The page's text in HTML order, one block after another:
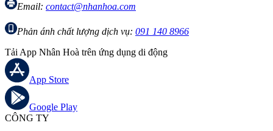
Email: contact@nhanhoa.com
Phản ánh chất lượng dịch vụ: 091 140 8966
Tải App Nhân Hoà trên ứng dụng di động
App Store
Google Play
CÔNG TY